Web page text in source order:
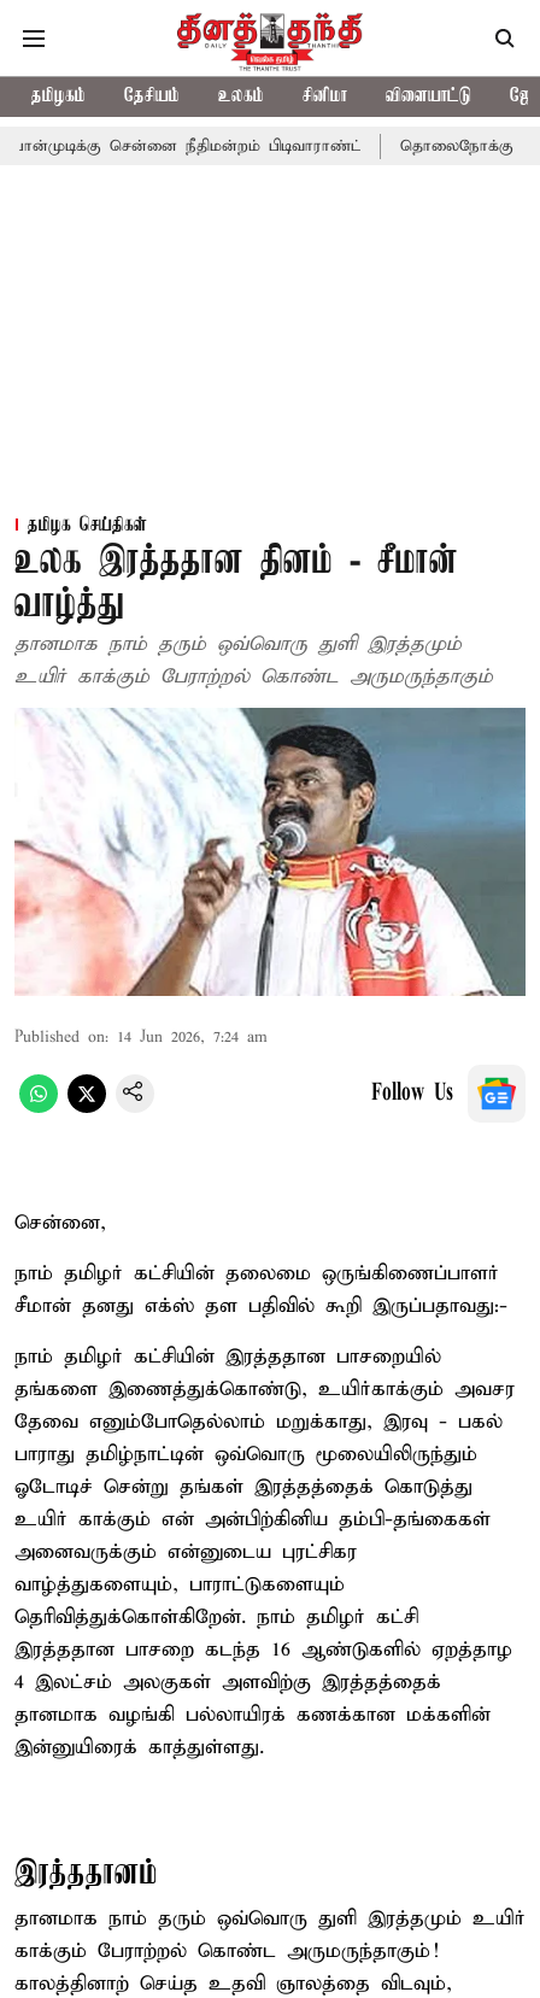
தமிழகம் தேசியம் உலகம் சினிமா விளையாட்டு
நீதிமன்றம் பிடிவாராண்ட் தொலைநோக்கு பார்வையுடன்
தமிழக செய்திகள்
உலக இரத்ததான தினம் - சீமான்
வாழ்த்து
தானமாக நாம் தரும் ஒவ்வொரு துளி இரத்தமும்
உயிர் காக்கும் பேராற்றல் கொண்ட அருமருந்தாகும்
Published on: 14 Jun 2026, 7:24 am
Follow Us
சென்னை,
நாம் தமிழர் கட்சியின் தலைமை ஒருங்கிணைப்பாளர்
சீமான் தனது எக்ஸ் தள பதிவில் கூறி இருப்பதாவது:-
நாம் தமிழர் கட்சியின் இரத்ததான பாசறையில்
தங்களை இணைத்துக்கொண்டு, உயிர்காக்கும் அவசர
தேவை எனும்போதெல்லாம் மறுக்காது, இரவு - பகல்
பாராது தமிழ்நாட்டின் ஒவ்வொரு மூலையிலிருந்தும்
ஓடோடிச் சென்று தங்கள் இரத்தத்தைக் கொடுத்து
உயிர் காக்கும் என் அன்பிற்கினிய தம்பி-தங்கைகள்
அனைவருக்கும் என்னுடைய புரட்சிகர
வாழ்த்துகளையும், பாராட்டுகளையும்
தெரிவித்துக்கொள்கிறேன். நாம் தமிழர் கட்சி
இரத்ததான பாசறை கடந்த 16 ஆண்டுகளில் ஏறத்தாழ
4 இலட்சம் அலகுகள் அளவிற்கு இரத்தத்தைக்
தானமாக வழங்கி பல்லாயிரக் கணக்கான மக்களின்
இன்னுயிரைக் காத்துள்ளது.
இரத்ததானம்
தானமாக நாம் தரும் ஒவ்வொரு துளி இரத்தமும் உயிர்
காக்கும் பேராற்றல் கொண்ட அருமருந்தாகும்!
காலத்தினாற் செய்த உதவி ஞாலத்தை விடவும்,